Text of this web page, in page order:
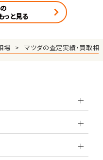
っと見る
場 マツダの査定実績・買取相